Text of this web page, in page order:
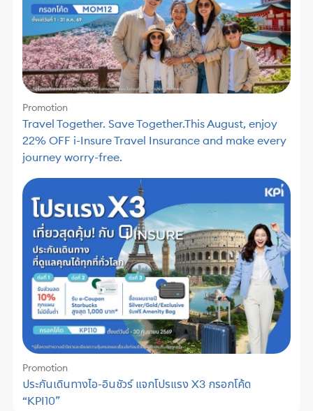
Promotion
Travel Together. Save Together.This August, enjoy
22% OFF i-Insure Travel Insurance and make every
journey worry-free.
Promotion
ประกันเดินทางไอ-อินชัวร์ แจกโปรแรง X3 กรอกโค้ด
“KPI10”